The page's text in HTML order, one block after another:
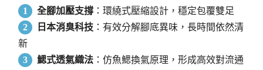
1 全腳加壓支撐 ：環繞式壓縮設計，穩定包覆雙足
2
日本消臭科技 ：有效分解腳底異味，長時間依然清
新
3
鰓式透氣織法 ：仿魚鰓換氣原理，形成高效對流通